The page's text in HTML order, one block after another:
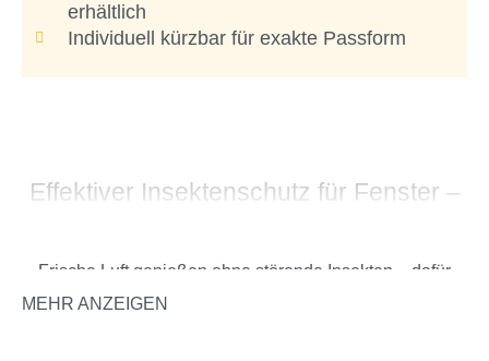
erhältlich
Individuell kürzbar für exakte Passform
Effektiver Insektenschutz für Fenster –
Frische Luft genießen ohne störende Insekten – dafür
sorgt dieses wetterbeständige Fliegengitter-Gewebe aus
MEHR ANZEIGEN